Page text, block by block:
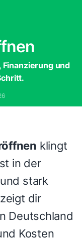
und
klingt
in der
stark
dir
Deutschland
Kosten